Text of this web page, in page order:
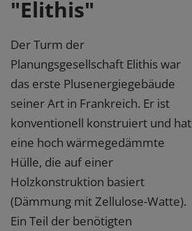
"Elithis"
Der Turm der
Planungsgesellschaft Elithis war
das erste Plusenergiegebäude
seiner Art in Frankreich. Er ist
konventionell konstruiert und hat
eine hoch wärmegedämmte
Hülle, die auf einer
Holzkonstruktion basiert
(Dämmung mit Zellulose-Watte).
Ein Teil der benötigten